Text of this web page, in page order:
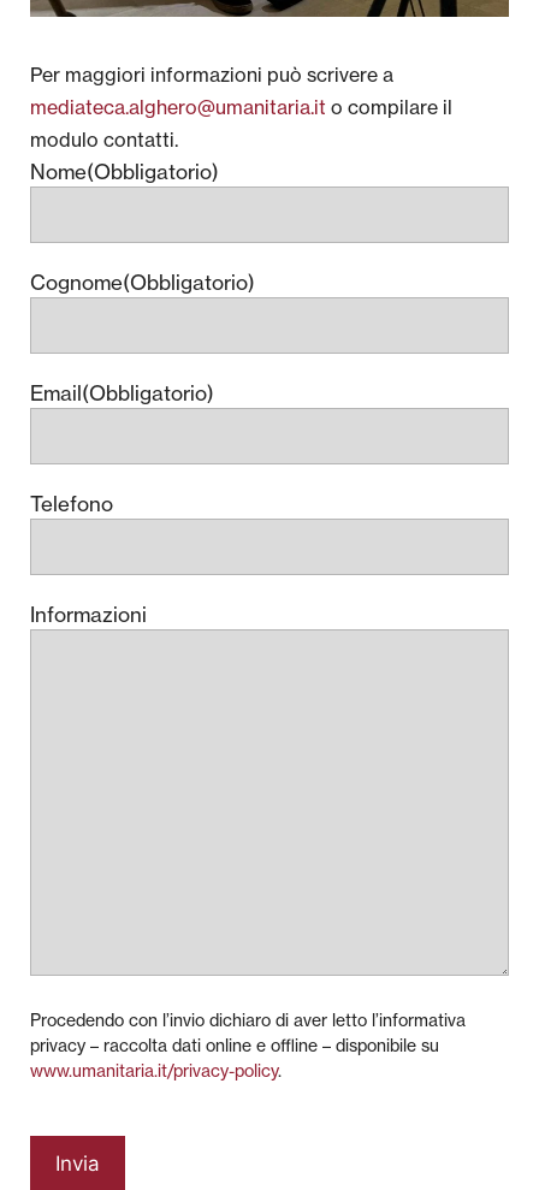
Per maggiori informazioni può scrivere a
mediateca.alghero@umanitaria.it o compilare il
modulo contatti.
Nome(Obbligatorio)
Cognome(Obbligatorio)
Email(Obbligatorio)
Telefono
Informazioni
Procedendo con l’invio dichiaro di aver letto l’informativa
privacy – raccolta dati online e offline – disponibile su
www.umanitaria.it/privacy-policy.
Invia